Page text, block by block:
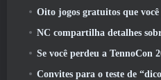
Oito jogos gratuitos que você provavelmente
NC compartilha detalhes sobre o
Se você perdeu a TennoCon 2026, Digital
Convites para o teste de “dicotomia”